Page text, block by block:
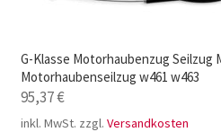
G-Klasse Motorhaubenzug Seilzug
Motorhaubenseilzug w461 w463
95,37€
inkl. MwSt. zzgl. Versandkosten